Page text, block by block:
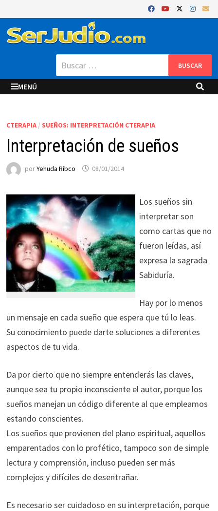
al
contenido
Buscar:
MENÚ
CTERAPIA/ SUEÑOS: INTERPRETACIÓN CTERAPIA
Interpretación de sueños
porYehuda Ribco 08/01/2014
Los sueños sin
interpretar son
como cartas que no
fueron leídas, así
expresa la sagrada
Sabiduría.
Hay por lo menos
un mensaje en cada sueño que espera que tú lo leas.
Su conocimiento puede darte soluciones a diferentes
aspectos de tu vida.
Da por cierto que no siempre entenderás las claves,
aunque sea tu propio inconsciente el autor, porque los
sueños manejan un código diferente al que empleamos
estando conscientes.
Los sueños que provienen del plano espiritual, aquellos
emparentados con lo profético, tampoco son de simple
lectura y comprensión, incluso pueden ser más
complejos y difíciles de desentrañar.
Es necesario ser cuidadoso en su interpretación, porque